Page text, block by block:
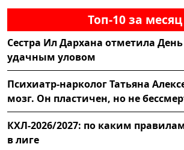
Топ-10 за месяц
Сестра Ил Дархана отметила
удачным уловом
Психиатр-нарколог Татьяна
мозг. Он пластичен, но не
КХЛ-2026/2027: по каким
в лиге